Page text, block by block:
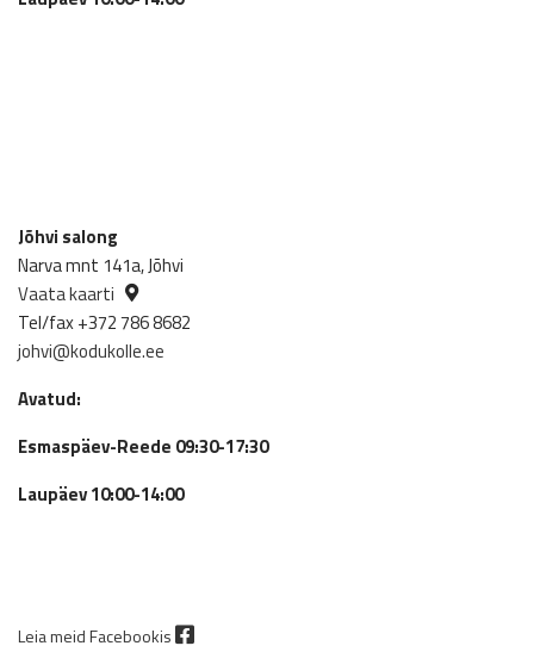
Jõhvi salong
Narva mnt 141a, Jõhvi
Vaata kaarti
Tel/fax +372 786 8682
johvi@kodukolle.ee
Avatud:
Esmaspäev-Reede 09:30-17:30
Laupäev 10:00-14:00
Leia meid Facebookis